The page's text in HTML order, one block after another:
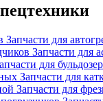
Запчасти для
Запчасти для
для
Запчасти для
Запчасти для